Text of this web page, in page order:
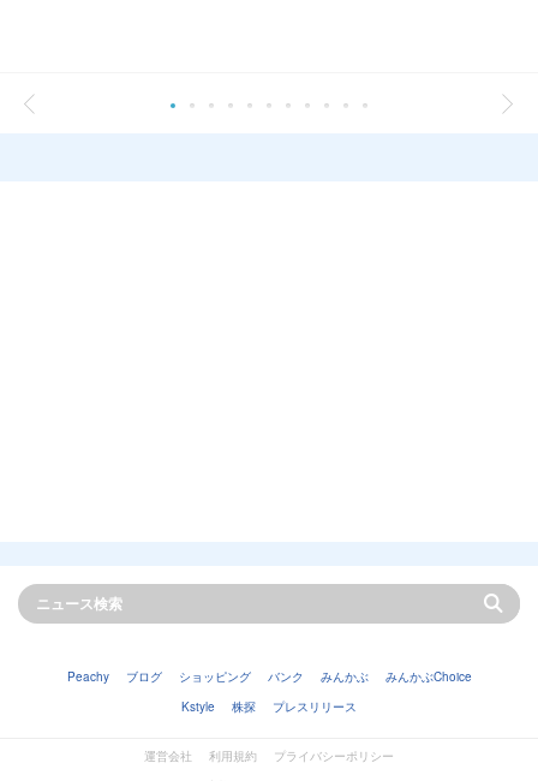
Peachy ブログ ショッピング バンク みんかぶ
みんかぶChoice
Kstyle
株探 プレスリリース
運営会社 利用規約
プライバシーポリシー